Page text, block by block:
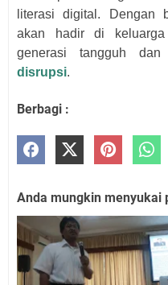
literasi digital. Dengan
akan hadir di keluarga
generasi tangguh dan
disrupsi.
Berbagi :
Anda mungkin menyukai